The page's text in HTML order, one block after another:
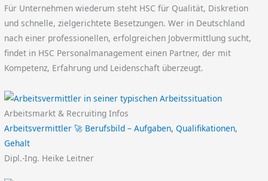
Für Unternehmen wiederum steht HSC für Qualität, Diskretion
und schnelle, zielgerichtete Besetzungen. Wer in Deutschland
nach einer professionellen, erfolgreichen Jobvermittlung sucht,
findet in HSC Personalmanagement einen Partner, der mit
Kompetenz, Erfahrung und Leidenschaft überzeugt.
Arbeitsmarkt & Recruiting Infos
Arbeitsvermittler 🚀 Berufsbild – Aufgaben, Qualifikationen,
Gehalt
Dipl.-Ing. Heike Leitner